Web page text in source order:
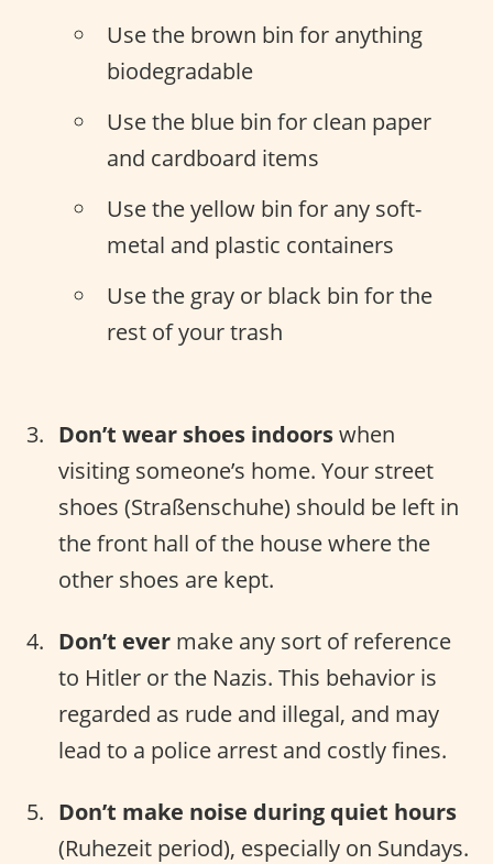
Use the brown bin for anything
biodegradable
Use the blue bin for clean paper
and cardboard items
Use the yellow bin for any soft-
metal and plastic containers
Use the gray or black bin for the
rest of your trash
Don’t wear shoes indoorswhen
visiting someone’s home. Your street
shoes (Straßenschuhe) should be left in
the front hall of the house where the
other shoes are kept.
Don’t ever make any sort of reference
to Hitler or the Nazis. This behavior is
regarded as rude and illegal, and may
lead to a police arrest and costly fines.
Don’t make noise during quiet hours
(Ruhezeit period), especially on Sundays.